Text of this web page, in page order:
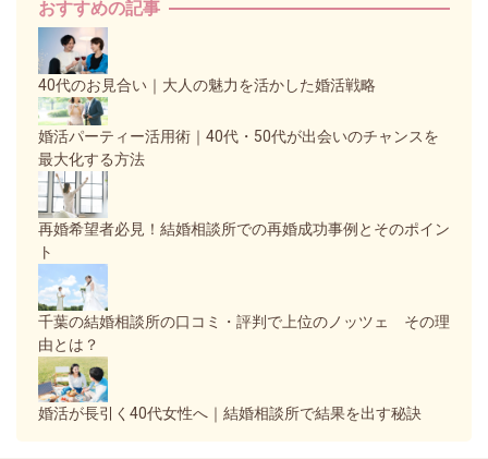
おすすめの記事
40代のお見合い｜大人の魅力を活かした婚活戦略
婚活パーティー活用術｜40代・50代が出会いのチャンスを
最大化する方法
再婚希望者必見！結婚相談所での再婚成功事例とそのポイン
ト
千葉の結婚相談所の口コミ・評判で上位のノッツェ その理
由とは？
婚活が長引く40代女性へ｜結婚相談所で結果を出す秘訣